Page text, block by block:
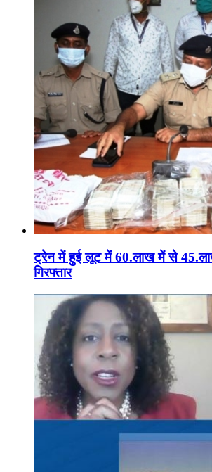
ट्रेन में हुई लूट में 60.लाख में से
गिरफ्तार